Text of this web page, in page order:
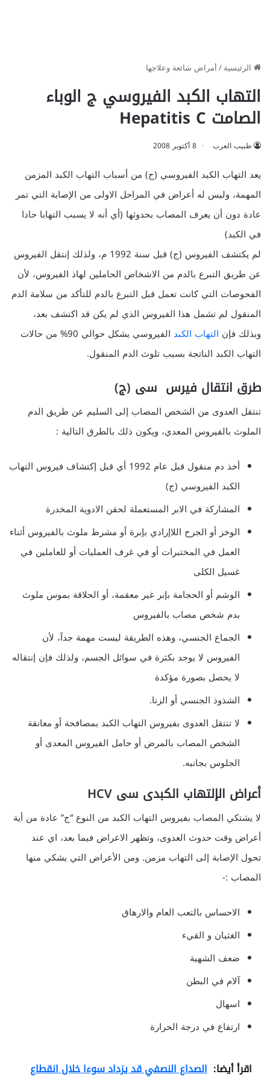
الرئيسية/أمراض شائعة وعلاجها
التهاب الكبد الفيروسي ج الوباء
الصامت Hepatitis C
طبيب العرب 8 أكتوبر 2008
يعد التهاب الكبد الفيروسي (ج) من أسباب التهاب الكبد المزمن
المهمة، وليس له أعراض في المراحل الاولى من الإصابة التي تمر
عادة دون أن يعرف المصاب بحدوثها (أي أنه لا يسبب التهابا حادا
في الكبد)
لم يكتشف الفيروس (ج) قبل سنة 1992 م، ولذلك إنتقل الفيروس
عن طريق التبرع بالدم من الاشخاص الحاملين لهاذ الفيروس، لأن
الفحوصات التي كانت تعمل قبل التبرع بالدم للتأكد من سلامة الدم
المنقول لم تشمل هذا الفيروس الذي لم يكن قد اكتشف بعد،
وبذلك فإن التهاب الكبد
الفيروسي يشكل حوالي 90% من حالات
التهاب الكبد الناتجة بسبب تلوث الدم المنقول.
طرق انتقال فيرس سى (ج)
تنتقل العدوى من الشخص المصاب إلى السليم عن طريق الدم
الملوث بالفيروس المعدي، ويكون ذلك بالطرق التالية :
أخذ دم منقول قبل عام 1992 أي قبل إكتشاف فيروس التهاب
الكبد الفيروسي (ج)
المشاركة في الابر المستعملة لحقن الادوية المخدرة
الوخز أو الجرح اللاإرادي بإبرة أو مشرط ملوث بالفيروس أثناء
العمل في المختبرات أو في غرف العمليات أو للعاملين في
غسيل الكلى
الوشم أو الحجامة بإبر غير معقمة، أو الحلاقة بموس ملوث
بدم شخص مصاب بالفيروس
الجماع الجنسي، وهذه الطريقة ليست مهمة جدآ، لأن
الفيروس لا يوجد بكثرة في سوائل الجسم، ولذلك فإن إنتقاله
لا يحصل بصورة مؤكدة
الشذوذ الجنسي أو الزنا.
لا تنتقل العدوى بفيروس التهاب الكبد بمصافحة أو معانقة
الشخص المصاب بالمرض أو حامل الفيروس المعدى أو
الجلوس بجانبه.
أعراض الإلتهاب الكبدى سى HCV
لا يشتكي المصاب بفيروس التهاب الكبد من النوع “ج” عادة من أية
أعراض وقت حدوث العدوى، وتظهر الاعراض فيما بعد، اي عند
تحول الإصابة إلى التهاب مزمن. ومن الأعراض التي يشكي منها
المصاب :-
الاحساس بالتعب العام والارهاق
الغثيان و القيء
ضعف الشهية
آلام في البطن
اسهال
ارتفاع في درجة الحرارة
اقرأ أيضا: الصداع النصفي قد يزداد سوءا خلال انقطاع